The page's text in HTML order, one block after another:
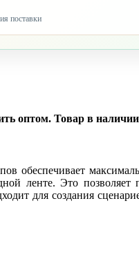
поставки
оптом. Товар в
обеспечивает
ленте. Это позволяет
для создания